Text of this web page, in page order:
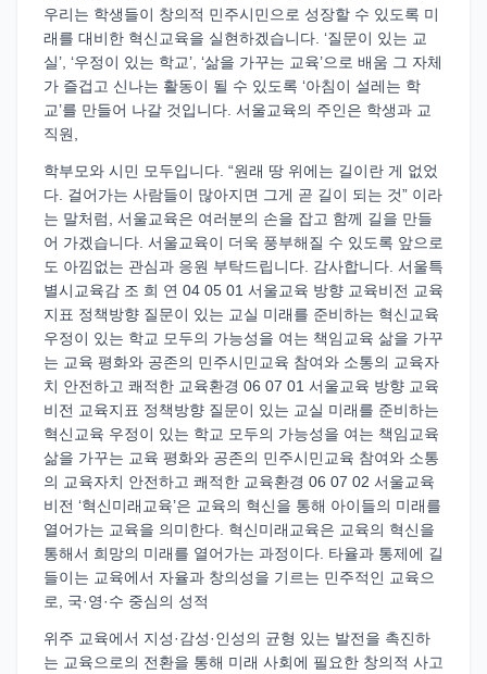
우리는 학생들이 창의적 민주시민으로 성장할 수 있도록 미
래를 대비한 혁신교육을 실현하겠습니다. ‘질문이 있는 교
실’, ‘우정이 있는 학교’, ‘삶을 가꾸는 교육’으로 배움 그 자체
가 즐겁고 신나는 활동이 될 수 있도록 ‘아침이 설레는 학
교’를 만들어 나갈 것입니다. 서울교육의 주인은 학생과 교
직원,
학부모와 시민 모두입니다. “원래 땅 위에는 길이란 게 없었
다. 걸어가는 사람들이 많아지면 그게 곧 길이 되는 것” 이라
는 말처럼, 서울교육은 여러분의 손을 잡고 함께 길을 만들
어 가겠습니다. 서울교육이 더욱 풍부해질 수 있도록 앞으로
도 아낌없는 관심과 응원 부탁드립니다. 감사합니다. 서울특
별시교육감 조 희 연 04 05 01 서울교육 방향 교육비전 교육
지표 정책방향 질문이 있는 교실 미래를 준비하는 혁신교육
우정이 있는 학교 모두의 가능성을 여는 책임교육 삶을 가꾸
는 교육 평화와 공존의 민주시민교육 참여와 소통의 교육자
치 안전하고 쾌적한 교육환경 06 07 01 서울교육 방향 교육
비전 교육지표 정책방향 질문이 있는 교실 미래를 준비하는
혁신교육 우정이 있는 학교 모두의 가능성을 여는 책임교육
삶을 가꾸는 교육 평화와 공존의 민주시민교육 참여와 소통
의 교육자치 안전하고 쾌적한 교육환경 06 07 02 서울교육
비전 ‘혁신미래교육’은 교육의 혁신을 통해 아이들의 미래를
열어가는 교육을 의미한다. 혁신미래교육은 교육의 혁신을
통해서 희망의 미래를 열어가는 과정이다. 타율과 통제에 길
들이는 교육에서 자율과 창의성을 기르는 민주적인 교육으
로, 국·영·수 중심의 성적
위주 교육에서 지성·감성·인성의 균형 있는 발전을 촉진하
는 교육으로의 전환을 통해 미래 사회에 필요한 창의적 사고